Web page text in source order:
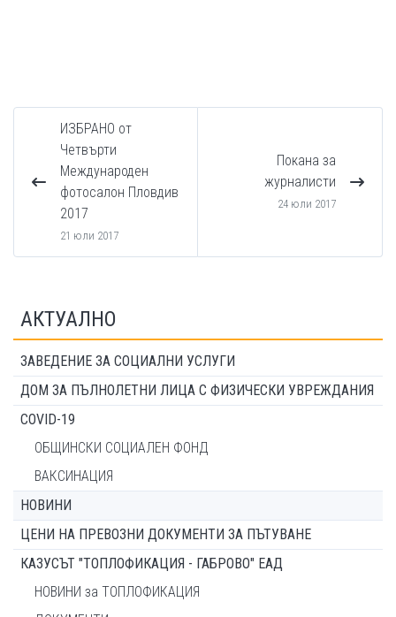
ИЗБРАНО от
Четвърти
Международен
фотосалон Пловдив
2017
21 юли 2017
Покана за
журналисти
24 юли 2017
АКТУАЛНО
ЗАВЕДЕНИЕ ЗА СОЦИАЛНИ УСЛУГИ
ДОМ ЗА ПЪЛНОЛЕТНИ ЛИЦА С ФИЗИЧЕСКИ УВРЕЖДАНИЯ
COVID-19
ОБЩИНСКИ СОЦИАЛЕН ФОНД
ВАКСИНАЦИЯ
НОВИНИ
ЦЕНИ НА ПРЕВОЗНИ ДОКУМЕНТИ ЗА ПЪТУВАНЕ
КАЗУСЪТ "ТОПЛОФИКАЦИЯ - ГАБРОВО" ЕАД
НОВИНИ за ТОПЛОФИКАЦИЯ